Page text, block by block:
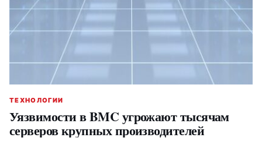
ТЕХНОЛОГИИ
Уязвимости в BMC угрожают тысячам
серверов крупных производителей